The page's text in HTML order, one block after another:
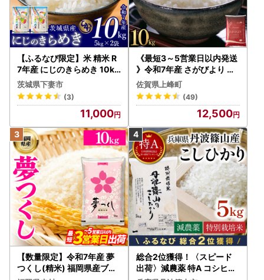
【ふるなび限定】米 精米 R
7年産 にじのきらめき 10kg
10月 FN-Limited-PR
茨城県下妻市
(3)
11,000
《最短3～5営業日以内発送
》令和7年産 さがびより 佐
賀県産（精米）10kg
佐賀県上峰町
(49)
12,500
【数量限定】令和7年産 夢
つくし(精米) 福岡県産ブラ
総合2位獲得！〈スピード
出荷〉減農薬 特A コシヒカ